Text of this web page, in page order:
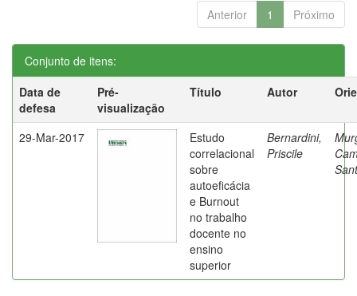
Anterior 1 Próximo
Conjunto de itens:
Data de
defesa
Pré-
visualização
Título Autor
29-Mar-2017
Estudo
correlacional
sobre
autoeficácia
e Burnout
no trabalho
docente no
ensino
superior
Bernardini,
Priscile